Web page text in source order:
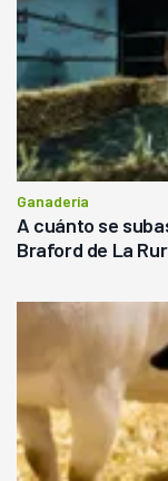
Ganadería
A cuánto se
Braford de La